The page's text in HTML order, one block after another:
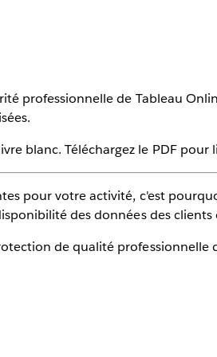
professionnelle de Tableau
blanc. Téléchargez le PDF pour
pour votre activité, c'est
des données des clients
de qualité professionnelle